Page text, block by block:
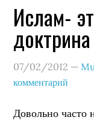
Ислам-
доктрина
07/02/2012 —
комментарий
Довольно часто